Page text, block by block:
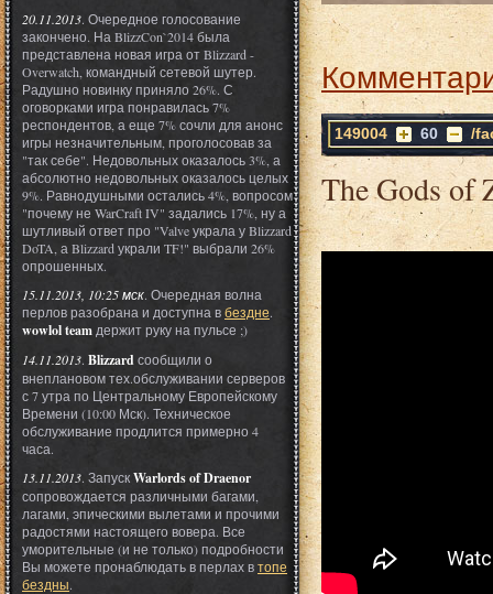
20.11.2013. Очередное голосование
закончено. На BlizzCon`2014 была
представлена новая игра от Blizzard -
Overwatch, командный сетевой шутер.
Радушно новинку приняло 26%. С
оговорками игра понравилась 7%
респондентов, а еще 7% сочли для анонс
игры незначительным, проголосовав за
"так себе". Недовольных оказалось 3%, а
абсолютно недовольных оказалось целых
9%. Равнодушными остались 4%, вопросом
"почему не WarCraft IV" задались 17%, ну а
шутливый ответ про "Valve украла у Blizzard
DoTA, а Blizzard украли TF!" выбрали 26%
опрошенных.
15.11.2013, 10:25 мск. Очередная волна
перлов разобрана и доступна вбездне.
wowlol team держит руку на пульсе ;)
14.11.2013. Blizzardсообщили о
внеплановом тех.обслуживании серверов
с 7 утра по Центральному Европейскому
Времени (10:00 Мск). Техническое
обслуживание продлится примерно 4
часа.
13.11.2013. ЗапускWarlords of Draenor
сопровождается различными багами,
лагами, эпическими вылетами и прочими
радостями настоящего вовера. Все
уморительные (и не только) подробности
Вы можете пронаблюдать в перлах втопе
бездны.
149004 60 /
The Gods of